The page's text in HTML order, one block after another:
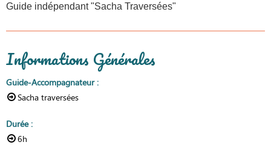
Guide indépendant "Sacha Traversées"
Informations Générales
Guide-Accompagnateur:
Sacha traversées
Durée:
6h